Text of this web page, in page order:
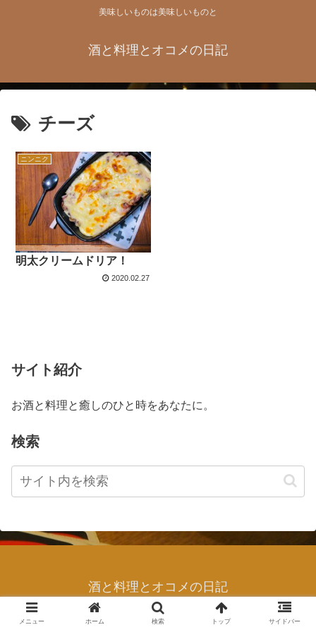
美味しいものは美味しいものと
酒と料理とオコメの日記
チーズ
ニンニク
明太クリームドリア！
2020.02.27
サイト紹介
お酒と料理と癒しのひと時をあなたに。
検索
酒と料理とオコメの日記
© 2020 yamamoto.
メニュー ホーム 検索 トップ サイドバー